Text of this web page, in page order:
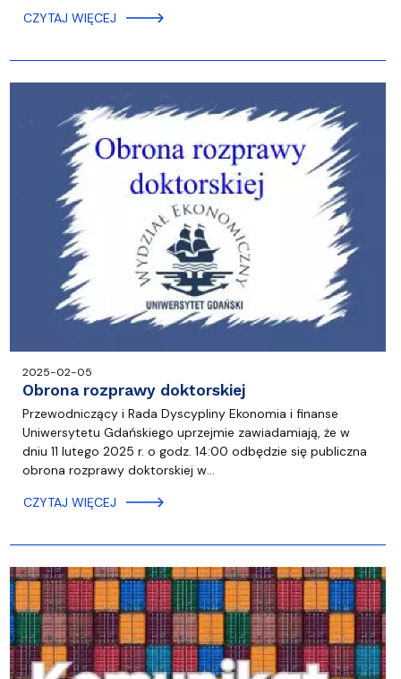
CZYTAJ WIĘCEJ
2025-02-05
Obrona rozprawy doktorskiej
Przewodniczący i Rada Dyscypliny Ekonomia i finanse
Uniwersytetu Gdańskiego uprzejmie zawiadamiają, że w
dniu 11 lutego 2025 r. o godz. 14:00 odbędzie się publiczna
obrona rozprawy doktorskiej w…
CZYTAJ WIĘCEJ